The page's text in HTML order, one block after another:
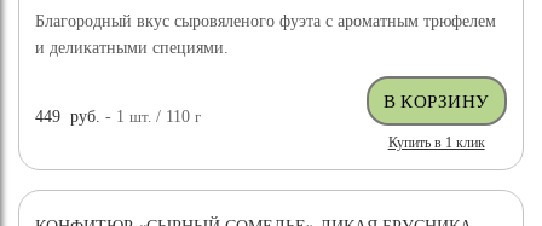
Благородный вкус сыровяленого фуэта с ароматным трюфелем
и деликатными специями.
449 руб. - 1шт. / 110г
Купить в 1 клик